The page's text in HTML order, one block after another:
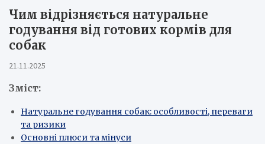
Чим відрізняється натуральне
годування від готових кормів для
собак
21.11.2025
Зміст:
Натуральне годування собак: особливості, переваги
та ризики
Основні плюси та мінуси